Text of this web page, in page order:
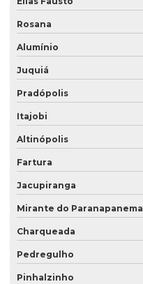
Rosana
Alumínio
Juquiá
Pradópolis
Itajobi
Altinópolis
Fartura
Jacupiranga
Mirante do Paranapanema
Charqueada
Pedregulho
Pinhalzinho